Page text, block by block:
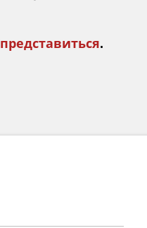
представиться.